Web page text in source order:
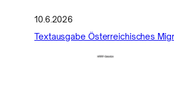
10.6.2026
Textausgabe Österreichisches